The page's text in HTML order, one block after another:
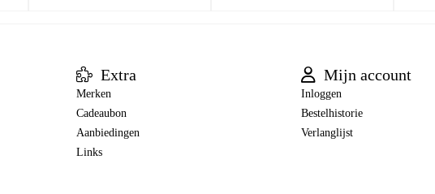
Extra
Merken
Cadeaubon
Aanbiedingen
Links
Mijn account
Inloggen
Bestelhistorie
Verlanglijst